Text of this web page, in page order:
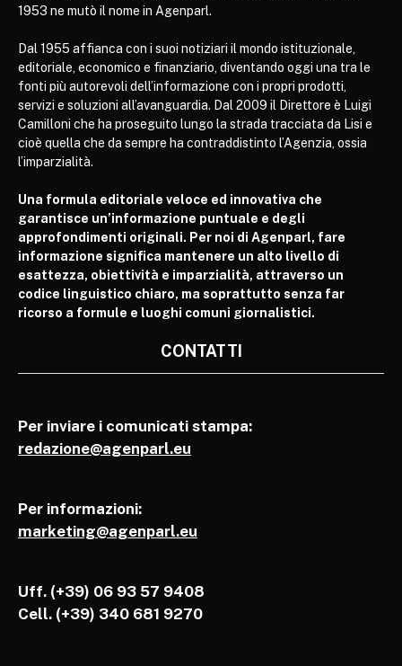
1953 ne mutò il nome in Agenparl.
Dal 1955 affianca con i suoi notiziari il mondo istituzionale,
editoriale, economico e finanziario, diventando oggi una tra le
fonti più autorevoli dell’informazione con i propri prodotti,
servizi e soluzioni all’avanguardia. Dal 2009 il Direttore è Luigi
Camilloni che ha proseguito lungo la strada tracciata da Lisi e
cioè quella che da sempre ha contraddistinto l’Agenzia, ossia
l’imparzialità.
Una formula editoriale veloce ed innovativa che
garantisce un’informazione puntuale e degli
approfondimenti originali. Per noi di Agenparl, fare
informazione significa mantenere un alto livello di
esattezza, obiettività e imparzialità, attraverso un
codice linguistico chiaro, ma soprattutto senza far
ricorso a formule e luoghi comuni giornalistici.
CONTATTI
Per inviare i comunicati stampa:
redazione@agenparl.eu
Per informazioni:
marketing@agenparl.eu
Uff. (+39) 06 93 57 9408
Cell. (+39) 340 681 9270